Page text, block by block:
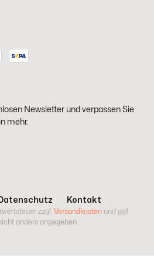
Newsletter und verpassen Sie
mehr.
Kontakt
zzgl. Versandkosten und ggf.
anders angegeben.